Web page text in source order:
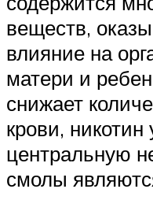
веществ,
влияние на
матери и
снижает
крови, никотин
центральную
смолы